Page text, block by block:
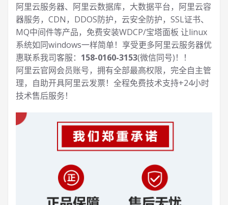
阿里云服务器、阿里云数据库，大数据平台，阿里云容
器服务，CDN，DDOS防护，云安全防护，SSL证书、
MQ中间件等产品，免费安装WDCP/宝塔面板 让linux
系统如同windows一样简单！享受更多阿里云服务器优
惠联系我司客服： 158-0160-3153(微信同号)！！
阿里云官网会员账号，拥有全部最高权限，完全自主管
理，自助开具阿里云发票！全程免费技术支持+24小时
技术售后服务！